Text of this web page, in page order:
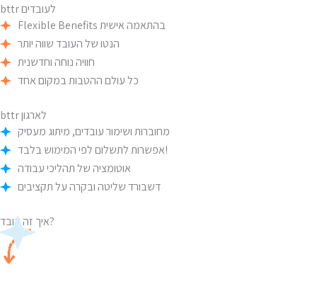
bttrלעובדים
Flexible Benefits בהתאמה אישית
הנטו של העובד שווה יותר
חוויה נוחה וחדשנית
כל עולם ההטבות במקום אחד
bttrלארגון
מחוברות ושימור עובדים, מיתוג מעסיק
אפשרות לתשלום לפי המימוש בלבד!
אוטומציה של תהליכי עבודה
דשבורד שליטה ובקרה על תקציבים
איך זה עובד?